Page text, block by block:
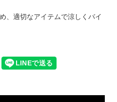
、適切なアイテムで涼しくバイ